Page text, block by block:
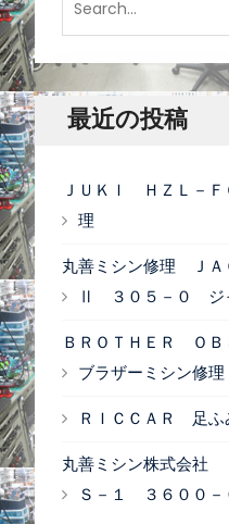
最近の投稿
ＪＵＫＩ ＨＺＬ－
理
丸善ミシン修理 Ｊ
Ⅱ ３０５－０ ジ
ＢＲＯＴＨＥＲ Ｏ
ブラザーミシン修理
ＲＩＣＣＡＲ 足ふ
丸善ミシン株式会社
Ｓ－１ ３６００